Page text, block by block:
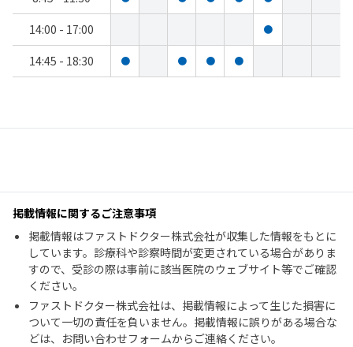
14:00 - 17:00 ●
14:45 - 18:30 ● ● ● ●
掲載情報に関するご注意事項
掲載情報はファストドクター株式会社が収集した情報をもとに
しています。診療科や診察時間が変更されている場合がありま
すので、受診の際は事前に該当医院のウェブサイト等でご確認
ください。
ファストドクター株式会社は、掲載情報によって生じた損害に
ついて一切の責任を負いません。掲載情報に誤りがある場合な
どは、お問い合わせフォームからご連絡ください。